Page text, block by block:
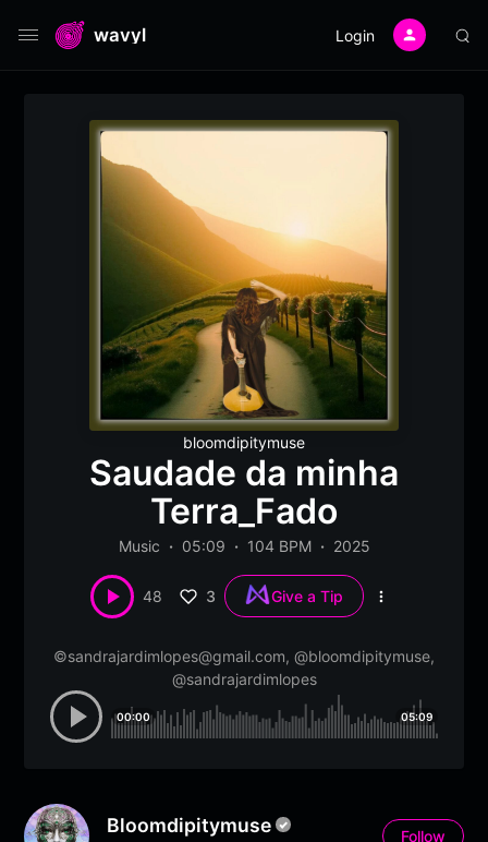
wavyl Login
bloomdipitymuse
Saudade da minha
Terra_Fado
Music 05:09 104 BPM 2025
48 3 Give a Tip
More
©sandrajardimlopes@gmail.com, @bloomdipitymuse,
@sandrajardimlopes
00:00 05:09
Bloomdipitymuse Follow